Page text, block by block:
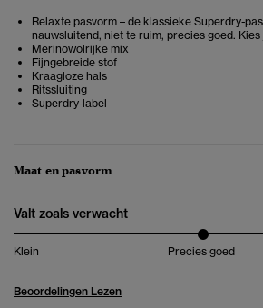
Relaxte pasvorm – de klassieke Superdry-
nauwsluitend, niet te ruim, precies goed.
Merinowolrijke mix
Fijngebreide stof
Kraagloze hals
Ritssluiting
Superdry-label
Maat en pasvorm
Valt zoals verwacht
Klein Precies goed
Beoordelingen Lezen